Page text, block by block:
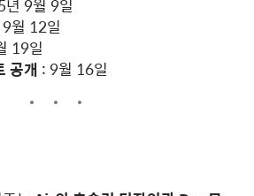
9월 9일
월 12일
19일
공개 : 9월 16일